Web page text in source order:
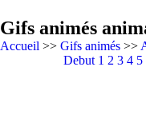
Gifs animés
Accueil >> Gifs animés >>
Debut 1 2 3 4 5